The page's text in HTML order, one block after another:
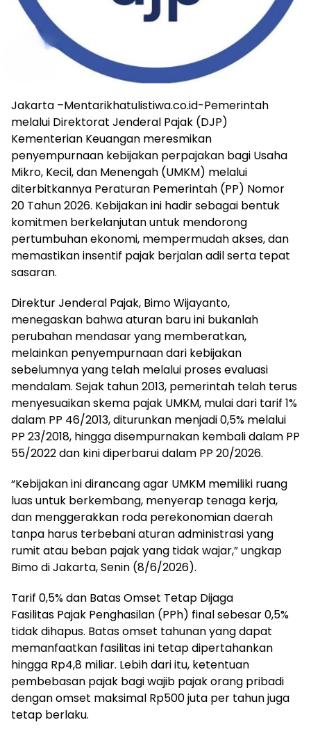
Jakarta –Mentarikhatulistiwa.co.id-Pemerintah
melalui Direktorat Jenderal Pajak (DJP)
Kementerian Keuangan meresmikan
penyempurnaan kebijakan perpajakan bagi Usaha
Mikro, Kecil, dan Menengah (UMKM) melalui
diterbitkannya Peraturan Pemerintah (PP) Nomor
20 Tahun 2026. Kebijakan ini hadir sebagai bentuk
komitmen berkelanjutan untuk mendorong
pertumbuhan ekonomi, mempermudah akses, dan
memastikan insentif pajak berjalan adil serta tepat
sasaran.
Direktur Jenderal Pajak, Bimo Wijayanto,
menegaskan bahwa aturan baru ini bukanlah
perubahan mendasar yang memberatkan,
melainkan penyempurnaan dari kebijakan
sebelumnya yang telah melalui proses evaluasi
mendalam. Sejak tahun 2013, pemerintah telah terus
menyesuaikan skema pajak UMKM, mulai dari tarif 1%
dalam PP 46/2013, diturunkan menjadi 0,5% melalui
PP 23/2018, hingga disempurnakan kembali dalam PP
55/2022 dan kini diperbarui dalam PP 20/2026.
“Kebijakan ini dirancang agar UMKM memiliki ruang
luas untuk berkembang, menyerap tenaga kerja,
dan menggerakkan roda perekonomian daerah
tanpa harus terbebani aturan administrasi yang
rumit atau beban pajak yang tidak wajar,” ungkap
Bimo di Jakarta, Senin (8/6/2026).
Tarif 0,5% dan Batas Omset Tetap Dijaga
Fasilitas Pajak Penghasilan (PPh) final sebesar 0,5%
tidak dihapus. Batas omset tahunan yang dapat
memanfaatkan fasilitas ini tetap dipertahankan
hingga Rp4,8 miliar. Lebih dari itu, ketentuan
pembebasan pajak bagi wajib pajak orang pribadi
dengan omset maksimal Rp500 juta per tahun juga
tetap berlaku.